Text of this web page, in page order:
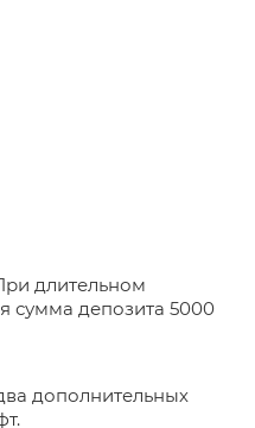
длительном
сумма депозита 5000
дополнительных